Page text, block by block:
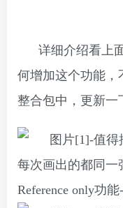
详细介绍看上
何增加这个功能，
整合包中，更新一